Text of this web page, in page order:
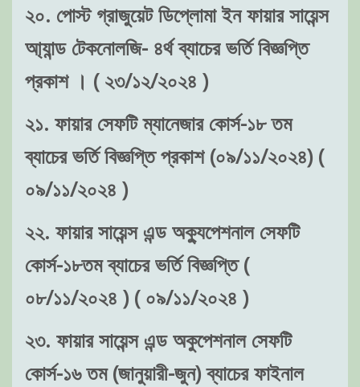
২০. পোস্ট গ্রাজুয়েট ডিপ্লোমা ইন ফায়ার সায়েন্স
আ্যান্ড টেকনোলজি- ৪র্থ ব্যাচের ভর্তি বিজ্ঞপ্তি
প্রকাশ । ( ২৩/১২/২০২৪ )
২১. ফায়ার সেফটি ম্যানেজার কোর্স-১৮ তম
ব্যাচের ভর্তি বিজ্ঞপ্তি প্রকাশ (০৯/১১/২০২৪) (
০৯/১১/২০২৪ )
২২. ফায়ার সায়েন্স এন্ড অক্যুপেশনাল সেফটি
কোর্স-১৮তম ব্যাচের ভর্তি বিজ্ঞপ্তি (
০৮/১১/২০২৪ ) ( ০৯/১১/২০২৪ )
২৩. ফায়ার সায়েন্স এন্ড অকুপেশনাল সেফটি
কোর্স-১৬ তম (জানুয়ারী-জুন) ব্যাচের ফাইনাল